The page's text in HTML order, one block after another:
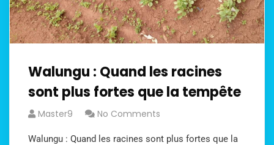
Walungu : Quand les racines
sont plus fortes que la tempête
Master9 No Comments
Walungu : Quand les racines sont plus fortes que la